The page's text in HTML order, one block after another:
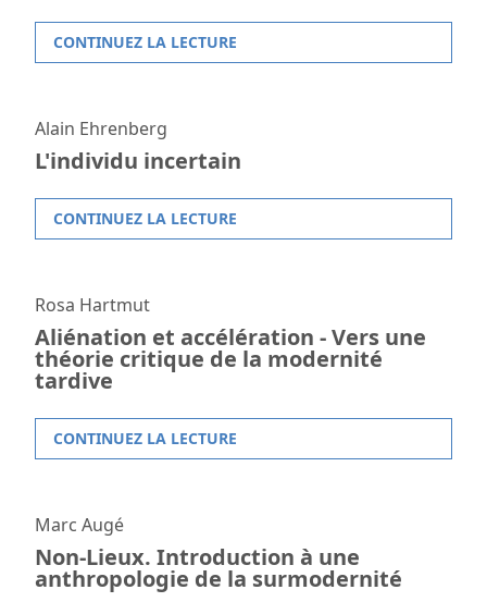
CONTINUEZ LA LECTURE
Alain Ehrenberg
L'individu incertain
CONTINUEZ LA LECTURE
Rosa Hartmut
Aliénation et accélération - Vers une
théorie critique de la modernité
tardive
CONTINUEZ LA LECTURE
Marc Augé
Non-Lieux. Introduction à une
anthropologie de la surmodernité